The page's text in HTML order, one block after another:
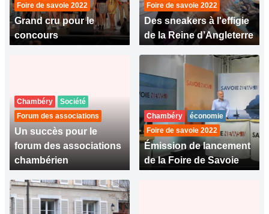
Foire de savoie 2022
Grand cru pour le
concours
Foire de savoie 2022
Des sneakers à l'effigie
de la Reine d’Angleterre
Chambéry
Société
Forum des associations
Un succès pour le
forum des associations
chambérien
Chambéry
économie
Foire de savoie 2022
Émission de lancement
de la Foire de Savoie